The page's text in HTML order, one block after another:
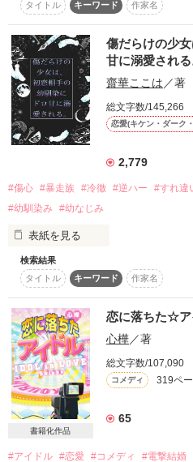
スターツ出版小説投稿サイト合
賞」野いちご！会場
その他の条件
――――――――――
結婚したのに、両片思い（？）。
甘々 × ビターな、復縁夫婦のラブ
【 2026/7/24 完結 】
作品を
「心配させんなよ、まじで」
うるさいな。
分かってるよ、そんなこと。
やばいって、なにが。
『加虐心煽られるっていうか、
とりあえず、かわいすぎんだけど
「……かわいい？」
「は？」
タイトル
キーワード 作家名
傷だらけの少
甘に溺愛される
齋華ここは ／著
総文字数/145,266
恋愛(キケン・ダーク
2,779
#傷心 #暴走族 #冷徹 #逆ハー #すれ違
#幼馴染み #幼なじみ
表紙を見る
親に捨てられ、過去の初恋は、儚
忘れなきゃと思って生きていた
「お前……椿月か？」
また、出会いました。
「椿月、大丈夫か？」
私の手を振り払ったのに、どうし
検索結果
タイトル
キーワード 作家名
書籍化作品
恋に落ちた☆
心樺／著
総文字数/107,090
コメディ 319ペ
65
#アイドル #恋愛 #コメディ #電撃結婚